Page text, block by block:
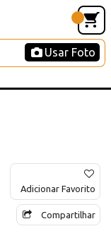
Usar Foto
Adicionar Favorito
Compartilhar